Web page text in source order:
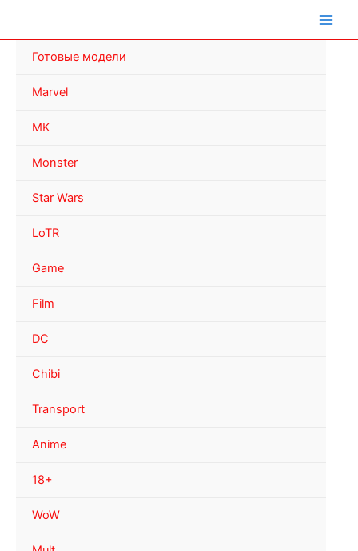
Готовые модели
Marvel
MK
Monster
Star Wars
LoTR
Game
Film
DC
Chibi
Transport
Anime
18+
WoW